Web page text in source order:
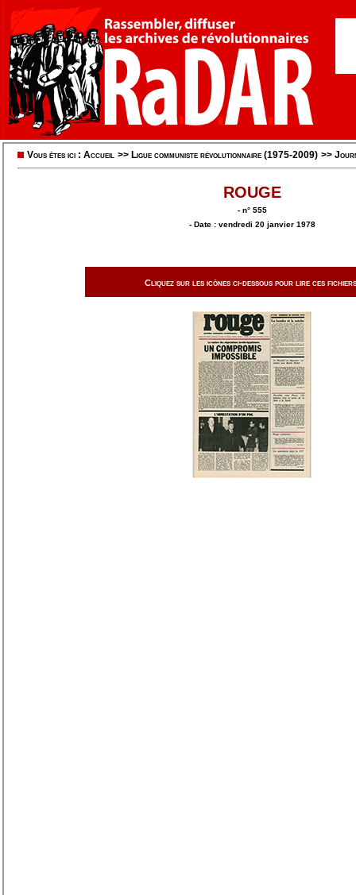
Vous êtes ici : Accueil >> Ligue communiste révolutionnaire (1975-2009) >>
ROUGE
- n° 555
- Date : vendredi 20 janvier 1978
Cliquez sur les icônes ci-dessous pour lire ces